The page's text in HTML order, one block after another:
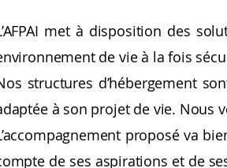
met à disposition des
de vie à la fois
structures d’hébergement
à son projet de vie. Nous
proposé va
de ses aspirations et de